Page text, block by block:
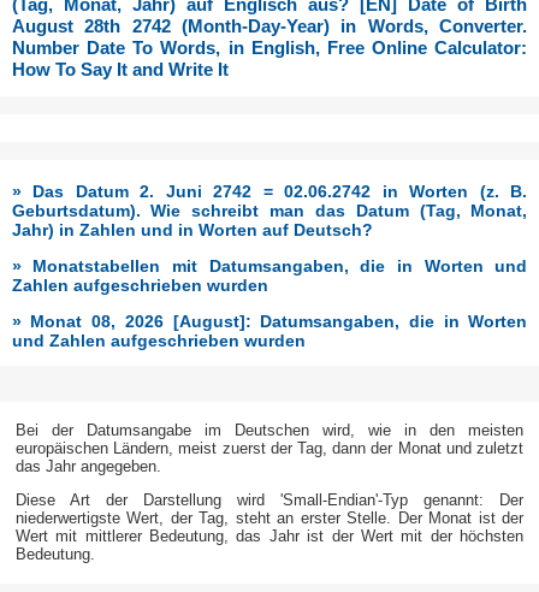
August 28th 2742 (Month-Day-Year) in Words, Converter.
Number Date To Words, in English, Free Online Calculator:
How To Say It and Write It
» Das Datum 2. Juni 2742 = 02.06.2742 in Worten (z. B.
Geburtsdatum). Wie schreibt man das Datum (Tag, Monat,
Jahr) in Zahlen und in Worten auf Deutsch?
» Monatstabellen mit Datumsangaben, die in Worten und
Zahlen aufgeschrieben wurden
» Monat 08, 2026 [August]: Datumsangaben, die in Worten
und Zahlen aufgeschrieben wurden
Bei der Datumsangabe im Deutschen wird, wie in den meisten
europäischen Ländern, meist zuerst der Tag, dann der Monat und zuletzt
das Jahr angegeben.
Diese Art der Darstellung wird 'Small-Endian'-Typ genannt: Der
niederwertigste Wert, der Tag, steht an erster Stelle. Der Monat ist der
Wert mit mittlerer Bedeutung, das Jahr ist der Wert mit der höchsten
Bedeutung.